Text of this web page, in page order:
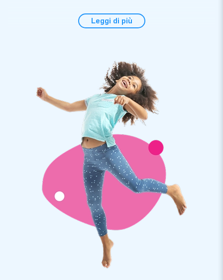
Castello gonfiabile Bouncy Box completo di
di soffiatore, materiale per ancoraggio ed un manuale pratico.
È facile e veloce da montare. Fantastico, vero? Che tu stia
noleggiando o utilizzando personalmente questo castello
gonfiabile professionale ti goderai comunque il tuo gonfiabile!
Migliaia di clienti hanno scelto JB Gonfiabili
Siamo orgogliosi del fatto che migliaia di clienti abbiano
scelto di acquistare un gonfiabile da JB Gonfiabili. Da anni
facciamo saltare la gente in aria in tutto il mondo, grazie al
nostro team di designers, sviluppatori ed operatori logistici.
Forniamo attrazioni gonfiabili uniche che sono sempre più
apprezzate dai nostri clienti. Questo, combinato con il nostro
servizio e consegna professionali, ci rende un fornitore leader
Leggi di più